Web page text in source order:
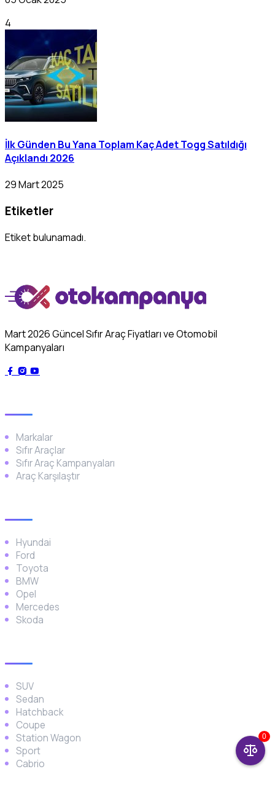
4
İlk Günden Bu Yana Toplam Kaç Adet Togg Satıldığı
Açıklandı 2026
29 Mart 2025
Etiketler
Etiket bulunamadı.
Mart 2026 Güncel Sıfır Araç Fiyatları ve Otomobil
Kampanyaları
Markalar
Sıfır Araçlar
Sıfır Araç Kampanyaları
Araç Karşılaştır
Hyundai
Ford
Toyota
BMW
Opel
Mercedes
Skoda
SUV
Sedan
Hatchback
Coupe
Station Wagon
Sport
Cabrio
0